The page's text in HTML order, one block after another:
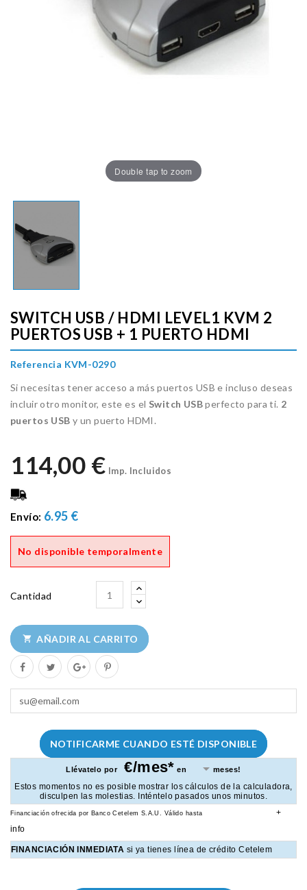
Double tap to zoom
SWITCH USB / HDMI LEVEL1 KVM 2
PUERTOS USB + 1 PUERTO HDMI
Referencia KVM-0290
Si necesitas tener acceso a más puertos USB e incluso deseas
incluir otro monitor, este es el Switch USBperfecto para ti. 2
puertos USB y un puerto HDMI.
114,00 € Imp. Incluidos
Envío: 6.95 €
No disponible temporalmente
Cantidad
 AÑADIR AL CARRITO
NOTIFICARME CUANDO ESTÉ DISPONIBLE
Llévatelo por €/mes* en meses!
Estos momentos no es posible mostrar los cálculos de la calculadora,
disculpen las molestias. Inténtelo pasados unos minutos.
Financiación ofrecida por Banco Cetelem S.A.U. Válido hasta
+
info
FINANCIACIÓN INMEDIATA si ya tienes línea de crédito Cetelem